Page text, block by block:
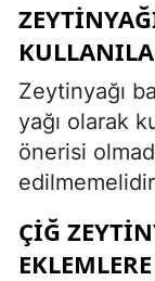
Zeytinyağı
yağı olarak
önerisi
ÇIĞ